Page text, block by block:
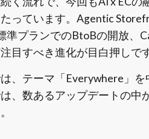
っています。Agentic
準プランでのBtoBの開放、
目すべき進化が目白押しです
、テーマ「Everywhere」
、数あるアップデートの中